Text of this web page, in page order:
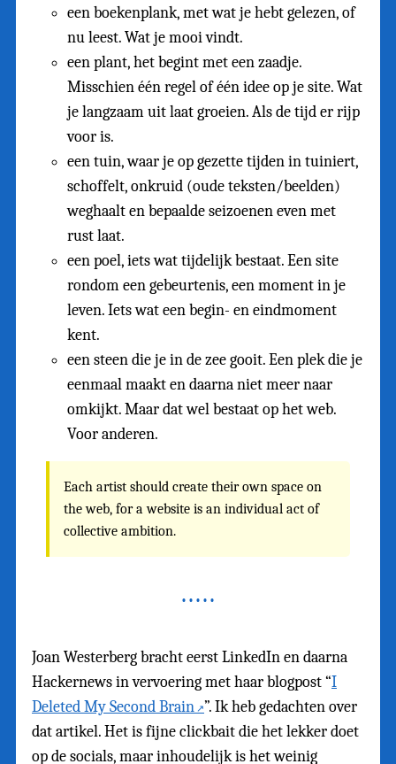
een boekenplank, met wat je hebt gelezen, of
nu leest. Wat je mooi vindt.
een plant, het begint met een zaadje.
Misschien één regel of één idee op je site. Wat
je langzaam uit laat groeien. Als de tijd er rijp
voor is.
een tuin, waar je op gezette tijden in tuiniert,
schoffelt, onkruid (oude teksten/beelden)
weghaalt en bepaalde seizoenen even met
rust laat.
een poel, iets wat tijdelijk bestaat. Een site
rondom een gebeurtenis, een moment in je
leven. Iets wat een begin- en eindmoment
kent.
een steen die je in de zee gooit. Een plek die je
eenmaal maakt en daarna niet meer naar
omkijkt. Maar dat wel bestaat op het web.
Voor anderen.
Each artist should create their own space on
the web, for a website is an individual act of
collective ambition.
Joan Westerberg bracht eerst LinkedIn en daarna
Hackernews in vervoering met haar blogpost “I
Deleted My Second Brain ”. Ik heb gedachten over
dat artikel. Het is fijne clickbait die het lekker doet
op de socials, maar inhoudelijk is het weinig